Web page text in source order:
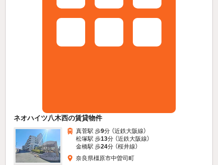
ネオハイツ八木西の賃貸物件
真菅駅 歩9分 （近鉄大阪線）
松塚駅 歩13分 （近鉄大阪線）
金橋駅 歩24分 （桜井線）
奈良県橿原市中曽司町